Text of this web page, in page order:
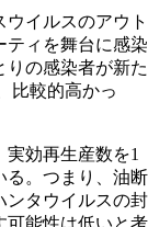
イルスのアウト
ティを舞台に感染
りの感染者が新た
比較的高かっ
効再生産数を1
る。つまり、油断
ンタウイルスの封
可能性は低いと考